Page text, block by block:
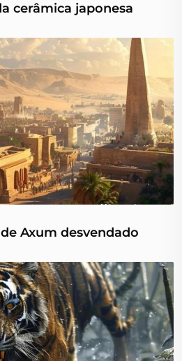
cerâmica japonesa
Axum desvendado